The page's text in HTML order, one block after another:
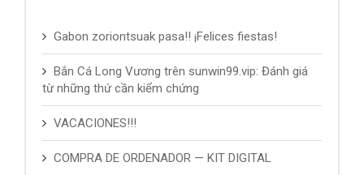
Gabon zoriontsuak pasa!! ¡Felices fiestas!
Bắn Cá Long Vương trên sunwin99.vip: Đánh giá
từ những thứ cần kiểm chứng
VACACIONES!!!
COMPRA DE ORDENADOR — KIT DIGITAL